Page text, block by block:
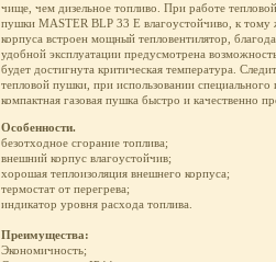
чище, чем дизельное топливо. При работе
пушки MASTER BLP 33 E влагоустойчиво, к тому
корпуса встроен мощный тепловентилятор,
удобной эксплуатации предусмотрена
будет достигнута критическая температура.
тепловой пушки, при использовании
компактная газовая пушка быстро и качественно
Особенности.
безотходное сгорание топлива;
внешний корпус влагоустойчив;
хорошая теплоизоляция внешнего корпуса;
термостат от перегрева;
индикатор уровня расхода топлива.
Преимущества:
Экономичность;